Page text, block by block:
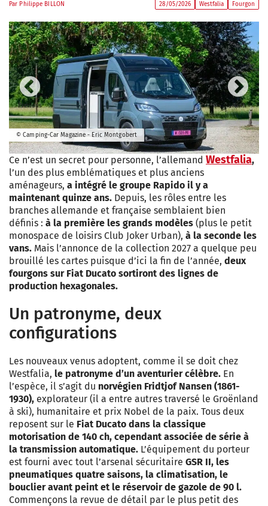
Par Philippe BILLON 28/05/2026 Westfalia Fourgon
Previous
© Camping-Car Magazine - Eric Montgobert
Next
Ce n’est un secret pour personne, l’allemand Westfalia,
l’un des plus emblématiques et plus anciens
aménageurs, a intégré le groupe Rapido il y a
maintenant quinze ans. Depuis, les rôles entre les
branches allemande et française semblaient bien
définis : à la première les grands modèles (plus le petit
monospace de loisirs Club Joker Urban), à la seconde les
vans. Mais l’annonce de la collection 2027 a quelque peu
brouillé les cartes puisque d’ici la fin de l’année, deux
fourgons sur Fiat Ducato sortiront des lignes de
production hexagonales.
Un patronyme, deux
configurations
Les nouveaux venus adoptent, comme il se doit chez
Westfalia, le patronyme d’un aventurier célèbre. En
l’espèce, il s’agit du norvégien Fridtjof Nansen (1861-
1930), explorateur (il a entre autres traversé le Groënland
à ski), humanitaire et prix Nobel de la paix. Tous deux
reposent sur le Fiat Ducato dans la classique
motorisation de 140 ch, cependant associée de série à
la transmission automatique. L’équipement du porteur
est fourni avec tout l’arsenal sécuritaire GSR II, les
pneumatiques quatre saisons, la climatisation, le
bouclier avant peint et le réservoir de gazole de 90 l.
Commençons la revue de détail par le plus petit des